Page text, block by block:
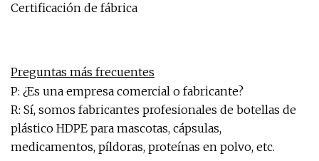
Certificación de fábrica
Preguntas más frecuentes
P: ¿Es una empresa comercial o fabricante?
R: Sí, somos fabricantes profesionales de botellas de
plástico HDPE para mascotas, cápsulas,
medicamentos, píldoras, proteínas en polvo, etc.